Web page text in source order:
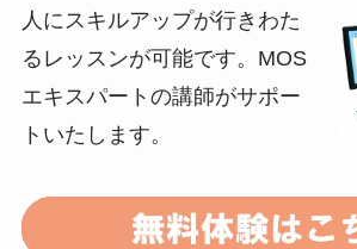
人にスキルアップが行きわた
るレッスンが可能です。MOS
エキスパートの講師がサポー
トいたします。